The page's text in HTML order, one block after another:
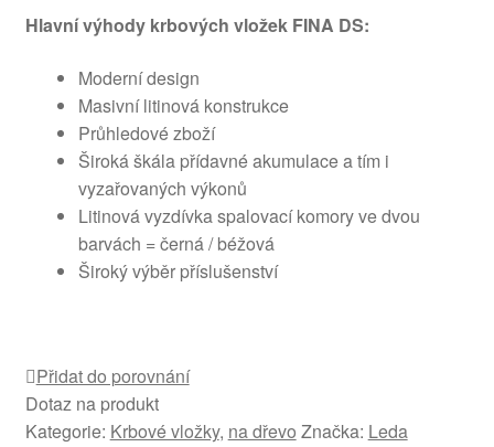
Hlavní výhody krbových vložek FINA DS:
Moderní design
Masivní litinová konstrukce
Průhledové zboží
Široká škála přídavné akumulace a tím i
vyzařovaných výkonů
Litinová vyzdívka spalovací komory ve dvou
barvách = černá / béžová
Široký výběr příslušenství
Přidat do porovnání
Dotaz na produkt
Kategorie: Krbové vložky, na dřevo Značka: Leda